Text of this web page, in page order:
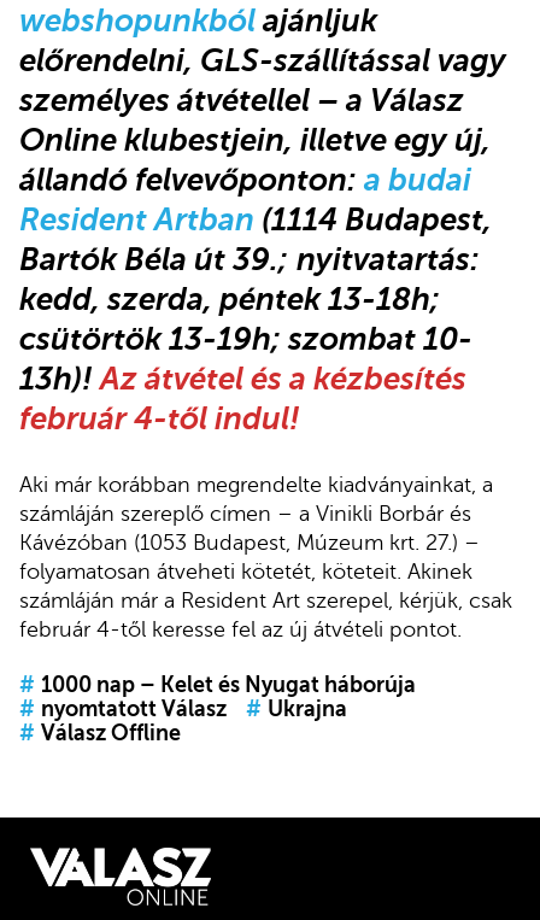
webshopunkból ajánljuk
előrendelni, GLS-szállítással vagy
személyes átvétellel – a Válasz
Online klubestjein, illetve egy új,
állandó felvevőponton: a budai
Resident Artban (1114 Budapest,
Bartók Béla út 39.; nyitvatartás:
kedd, szerda, péntek 13-18h;
csütörtök 13-19h; szombat 10-
13h)!Az átvétel és a kézbesítés
február 4-től indul!
Aki már korábban megrendelte kiadványainkat, a
számláján szereplő címen – a Vinikli Borbár és
Kávézóban (1053 Budapest, Múzeum krt. 27.) –
folyamatosan átveheti kötetét, köteteit. Akinek
számláján már a Resident Art szerepel, kérjük, csak
február 4-től keresse fel az új átvételi pontot.
# 1000 nap – Kelet és Nyugat háborúja
# nyomtatott Válasz # Ukrajna
# Válasz Offline